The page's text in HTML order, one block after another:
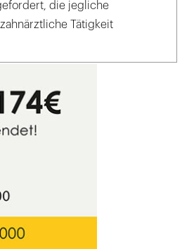
die jegliche
Tätigkeit